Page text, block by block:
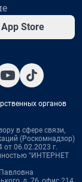
App Store
органов
в сфере связи,
(Роскомнадзор)
06.02.2023 г.
"ИНТЕРНЕТ